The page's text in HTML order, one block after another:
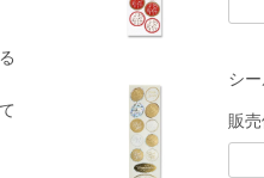
シ
販